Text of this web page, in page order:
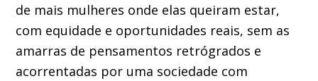
de mais mulheres onde elas queiram estar,
com equidade e oportunidades reais, sem as
amarras de pensamentos retrógrados e
acorrentadas por uma sociedade com